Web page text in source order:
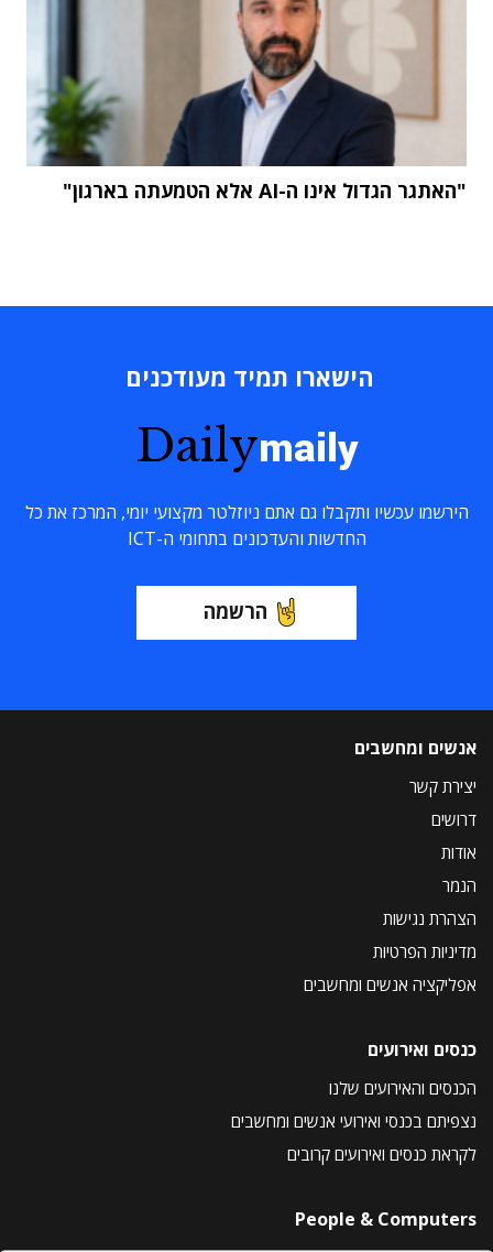
"האתגר הגדול אינו ה-AI אלא הטמעתה בארגון"
הישארו תמיד מעודכנים
Dailymaily
הירשמו עכשיו ותקבלו גם אתם ניוזלטר מקצועי יומי, המרכז את כל
החדשות והעדכונים בתחומי ה-ICT
הרשמה
אנשים ומחשבים
יצירת קשר
דרושים
אודות
הנמר
הצהרת נגישות
מדיניות הפרטיות
אפליקציה אנשים ומחשבים
כנסים ואירועים
הכנסים והאירועים שלנו
נצפיתם בכנסי ואירועי אנשים ומחשבים
לקראת כנסים ואירועים קרובים
People & Computers